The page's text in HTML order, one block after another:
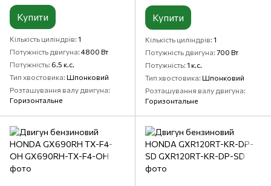
Купити
Кількість циліндрів 1
Потужність двигуна 4800 Вт
Потужність 6.5 к.с.
Тип хвостовика Шпонковий
Розташування валу двигуна
Горизонтальне
Купити
Кількість циліндрів 1
Потужність двигуна 700 Вт
Потужність 1 к.с.
Тип хвостовика Шпонковий
Розташування валу двигуна
Горизонтальне